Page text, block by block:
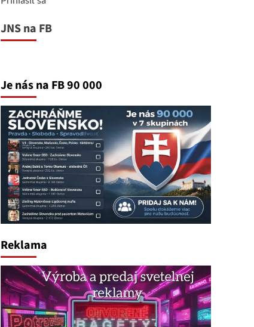
JNS na FB
Je nás na FB 90 000
Reklama